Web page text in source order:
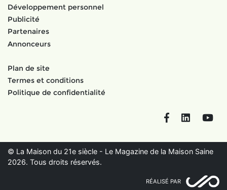
Développement personnel
Publicité
Partenaires
Annonceurs
Plan de site
Termes et conditions
Politique de confidentialité
FacebookLinkedIn
© La Maison du 21e siècle - Le Magazine de la Maison Saine
2026. Tous droits réservés.
RÉALISÉ PAR